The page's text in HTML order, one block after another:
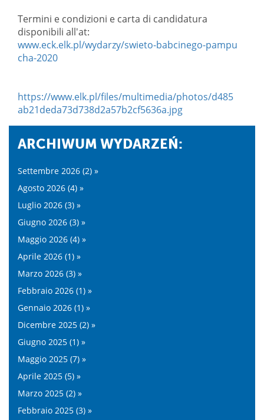
Termini e condizioni e carta di candidatura
disponibili all'at:
www.eck.elk.pl/wydarzy/swieto-babcinego-pampu
cha-2020
https://www.elk.pl/files/multimedia/photos/d485
ab21deda73d738d2a57b2cf5636a.jpg
ARCHIWUM WYDARZEŃ:
Settembre 2026 (2) »
Agosto 2026 (4) »
Luglio 2026 (3) »
Giugno 2026 (3) »
Maggio 2026 (4) »
Aprile 2026 (1) »
Marzo 2026 (3) »
Febbraio 2026 (1) »
Gennaio 2026 (1) »
Dicembre 2025 (2) »
Giugno 2025 (1) »
Maggio 2025 (7) »
Aprile 2025 (5) »
Marzo 2025 (2) »
Febbraio 2025 (3) »